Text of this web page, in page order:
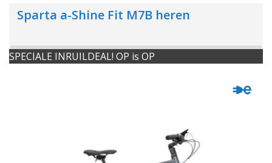
Sparta a-Shine Fit M7B heren
SPECIALE INRUILDEAL! OP is OP